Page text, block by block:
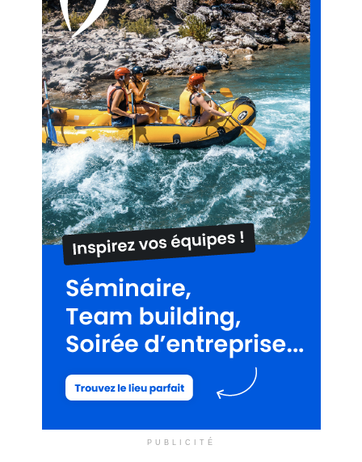
PUBLICITÉ